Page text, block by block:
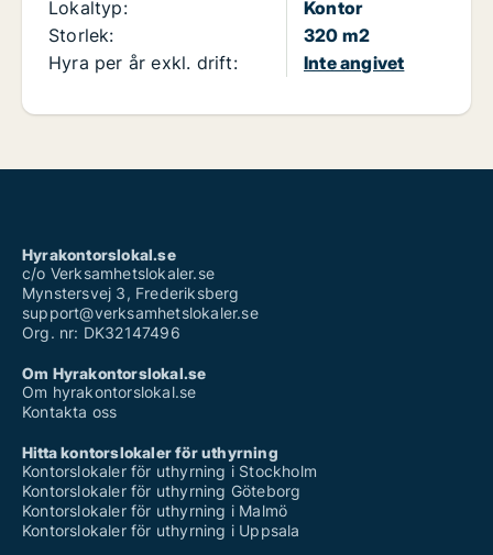
Lokaltyp:
Kontor
Storlek:
320 m2
Hyra per år exkl. drift:
Inte angivet
Hyrakontorslokal.se
c/o Verksamhetslokaler.se
Mynstersvej 3, Frederiksberg
support@verksamhetslokaler.se
Org. nr: DK32147496
Om Hyrakontorslokal.se
Om hyrakontorslokal.se
Kontakta oss
Hitta kontorslokaler för uthyrning
Kontorslokaler för uthyrning i Stockholm
Kontorslokaler för uthyrning Göteborg
Kontorslokaler för uthyrning i Malmö
Kontorslokaler för uthyrning i Uppsala